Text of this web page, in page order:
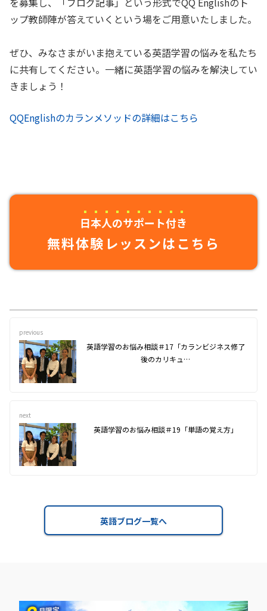
ップ教師陣が答えていくという場をご用意いたしました。
ぜひ、みなさまがいま抱えている英語学習の悩みを私たち
に共有してください。一緒に英語学習の悩みを解決してい
きましょう！
QQEnglishのカランメソッドの詳細はこちら
日本人のサポート付き
無料体験レッスンはこちら
previous
英語学習のお悩み相談＃17「カランビジネス修了
後のカリキュ…
next
英語学習のお悩み相談＃19「単語の覚え方」
英語ブログ一覧へ